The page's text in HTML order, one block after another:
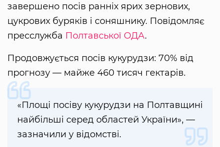
завершено посів ранніх ярих зернових,
цукрових буряків і соняшнику. Повідомляє
пресслужба Полтавської ОДА.
Продовжується посів кукурудзи: 70% від
прогнозу — майже 460 тисяч гектарів.
«Площі посіву кукурудзи на Полтавщині
найбільші серед областей України», —
зазначили у відомстві.